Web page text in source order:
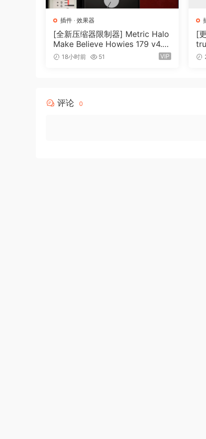
插件 · 效果器
[全新压缩器限制器] Metric Halo
Make Believe Howies 179 v4.1.1
7-R2R [WiN]（30.0MB）
18小时前 51 VIP
[
N,
评论 0